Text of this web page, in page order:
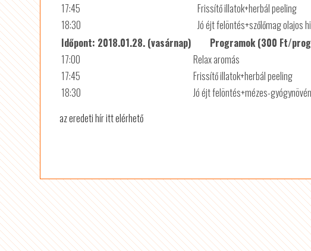
17:45
Frissítő illatok+herbál peeling
18:30
Jó éjt felöntés+szőlőmag olajos
Időpont: 2018.01.28. (vasárnap)
Programok (300 Ft/
17:00
Relax aromás
17:45
Frissítő illatok+herbál peeling
18:30
Jó éjt felöntés+mézes-
az eredeti hír itt elérhető